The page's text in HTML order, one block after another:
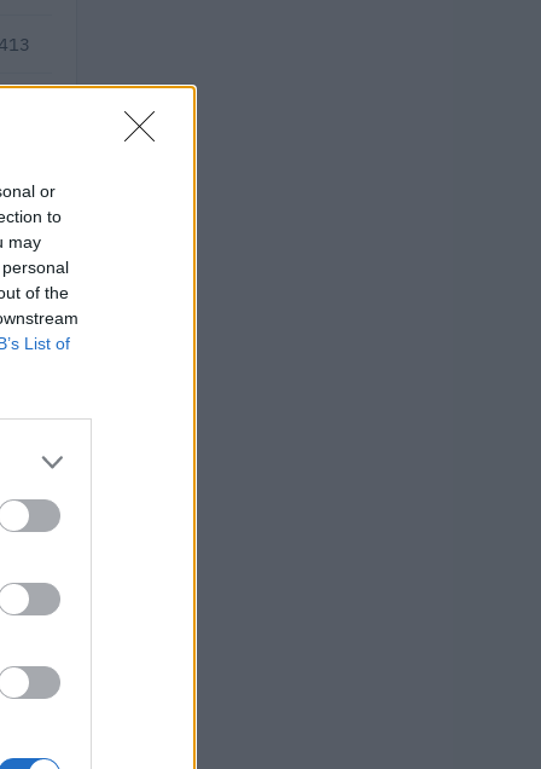
or
to
may
of the
List of
2013–